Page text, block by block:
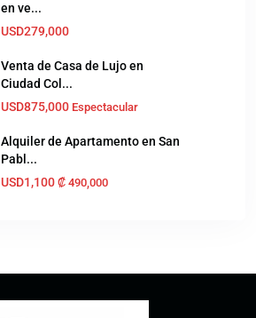
en ve...
USD279,000
Venta de Casa de Lujo en
Ciudad Col...
USD875,000 Espectacular
Alquiler de Apartamento en San
Pabl...
USD1,100 ₡‎ 490,000